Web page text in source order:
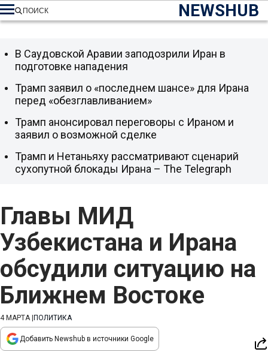
NEWSHUB
ПОИСК
Главы МИД
Узбекистана и Ирана
обсудили ситуацию на
Ближнем Востоке
4 МАРТА| ПОЛИТИКА
Добавить Newshub в источники Google
В Саудовской Аравии заподозрили Иран в
подготовке нападения
Трамп заявил о «последнем шансе» для Ирана
перед «обезглавливанием»
Трамп анонсировал переговоры с Ираном и
заявил о возможной сделке
Трамп и Нетаньяху рассматривают сценарий
сухопутной блокады Ирана – The Telegraph